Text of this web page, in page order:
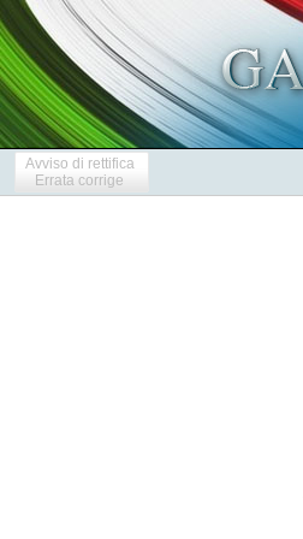
Avviso di rettifica
Errata corrige